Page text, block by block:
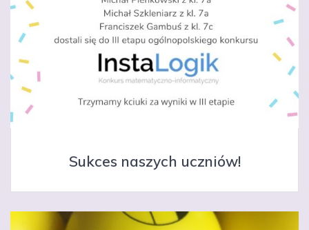
Sukces naszych uczniów!